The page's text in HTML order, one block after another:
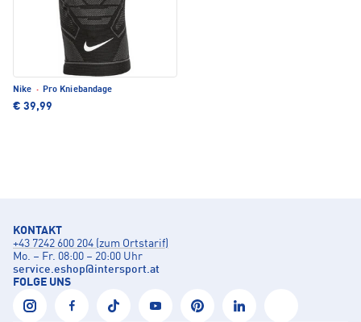
Nike · Pro Kniebandage
€ 39,99
KONTAKT
+43 7242 600 204 (zum Ortstarif)
Mo. – Fr. 08:00 – 20:00 Uhr
service.eshop@intersport.at
FOLGE UNS